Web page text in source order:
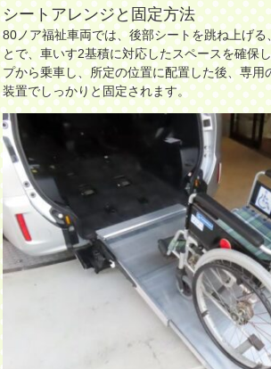
シートアレンジと固定方法
80ノア福祉車両では、後部シートを跳ね上げる
とで、車いす2基積に対応したスペースを確保
プから乗車し、所定の位置に配置した後、専用
装置でしっかりと固定されます。